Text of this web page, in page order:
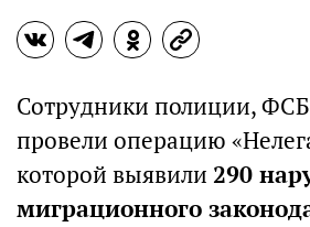
Сотрудники полиции,
провели операцию
которой выявили 290
миграционного